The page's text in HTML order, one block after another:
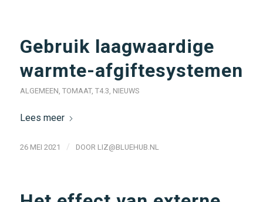
Gebruik laagwaardige
warmte-afgiftesystemen
ALGEMEEN, TOMAAT, T4.3, NIEUWS
Lees meer
26 MEI 2021 / DOOR LIZ@BLUEHUB.NL